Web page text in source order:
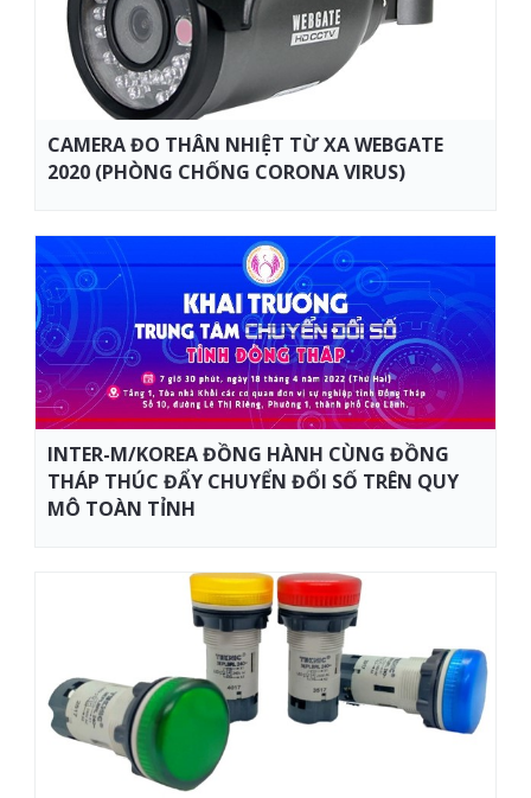
CAMERA ĐO THÂN NHIỆT TỪ XA WEBGATE
2020 (PHÒNG CHỐNG CORONA VIRUS)
INTER-M/KOREA ĐỒNG HÀNH CÙNG ĐỒNG
THÁP THÚC ĐẨY CHUYỂN ĐỔI SỐ TRÊN QUY
MÔ TOÀN TỈNH